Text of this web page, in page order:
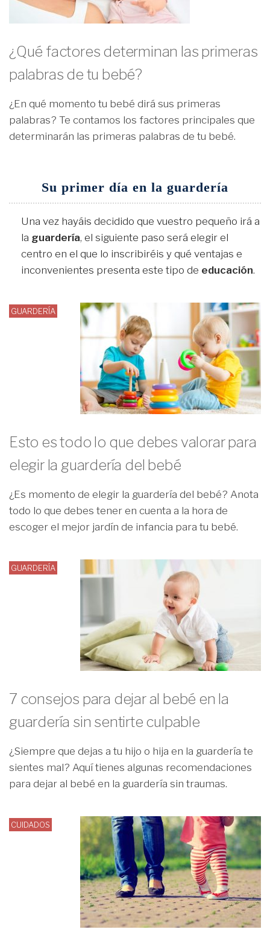
¿Qué factores determinan las primeras
palabras de tu bebé?
¿En qué momento tu bebé dirá sus primeras
palabras? Te contamos los factores principales que
determinarán las primeras palabras de tu bebé.
Su primer día en la guardería
Una vez hayáis decidido que vuestro pequeño irá a
la guardería, el siguiente paso será elegir el
centro en el que lo inscribiréis y qué ventajas e
inconvenientes presenta este tipo de educación.
GUARDERÍA
Esto es todo lo que debes valorar para
elegir la guardería del bebé
¿Es momento de elegir la guardería del bebé? Anota
todo lo que debes tener en cuenta a la hora de
escoger el mejor jardín de infancia para tu bebé.
GUARDERÍA
7 consejos para dejar al bebé en la
guardería sin sentirte culpable
¿Siempre que dejas a tu hijo o hija en la guardería te
sientes mal? Aquí tienes algunas recomendaciones
para dejar al bebé en la guardería sin traumas.
CUIDADOS